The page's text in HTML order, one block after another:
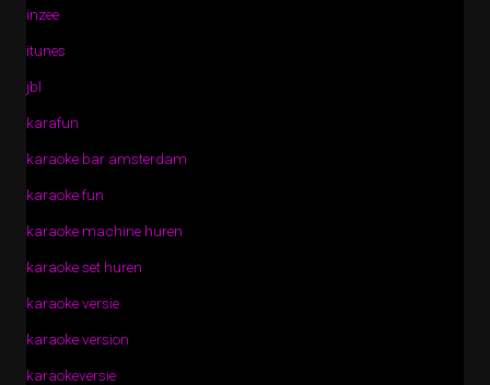
inzee
itunes
jbl
karafun
karaoke bar amsterdam
karaoke fun
karaoke machine huren
karaoke set huren
karaoke versie
karaoke version
karaokeversie